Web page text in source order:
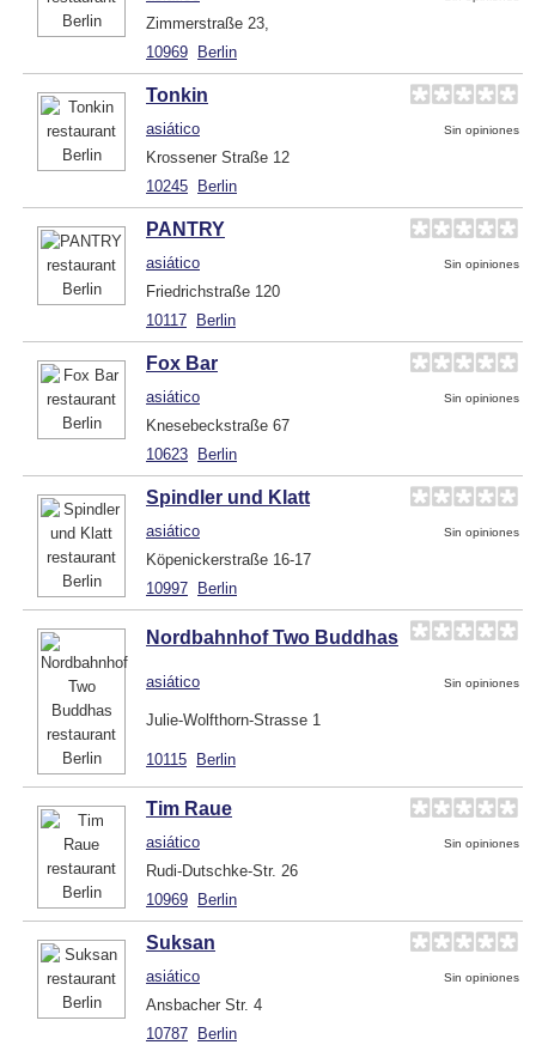
Zimmerstraße 23,
10969 Berlin
Tonkin
asiático Sin opiniones
Krossener Straße 12
10245 Berlin
PANTRY
asiático Sin opiniones
Friedrichstraße 120
10117 Berlin
Fox Bar
asiático Sin opiniones
Knesebeckstraße 67
10623 Berlin
Spindler und Klatt
asiático Sin opiniones
Köpenickerstraße 16-17
10997 Berlin
Nordbahnhof Two Buddhas
asiático Sin opiniones
Julie-Wolfthorn-Strasse 1
10115 Berlin
Tim Raue
asiático Sin opiniones
Rudi-Dutschke-Str. 26
10969 Berlin
Suksan
asiático Sin opiniones
Ansbacher Str. 4
10787 Berlin